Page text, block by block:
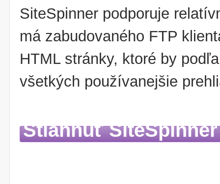
SiteSpinner podporuje
má zabudovaného FTP
HTML stránky, ktoré by
všetkých používanejšie
Stiahnuť SiteSpinner